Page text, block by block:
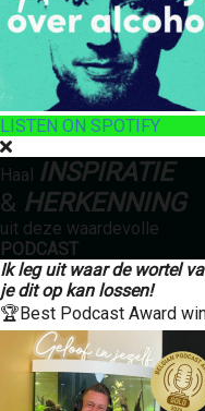
LISTEN ON SPOTIFY
Haal INSPIRATIE
& HERKENNING
uit deze waardevolle
PODCAST
Ik leg uit waar de wortel
je dit op kan lossen!
🏆Best Podcast Award